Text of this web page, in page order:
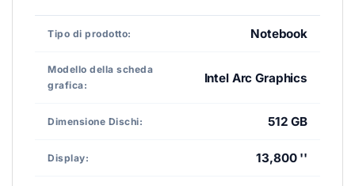
Tipo di prodotto: Notebook
Modello della scheda
grafica:
Intel Arc Graphics
Dimensione Dischi: 512 GB
Display: 13,800 ''